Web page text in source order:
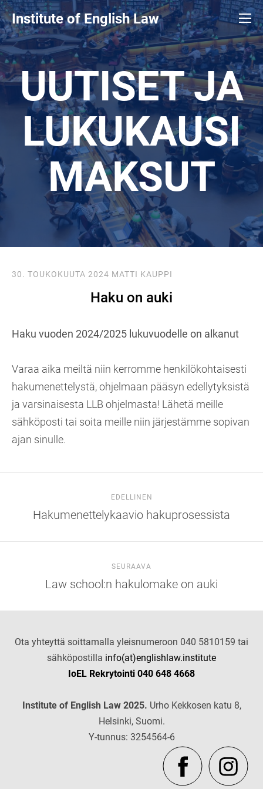
Institute of English Law
UUTISET JA
LUKUKAUSI
MAKSUT
30. TOUKOKUUTA 2024 MATTI KAUPPI
Haku on auki
Haku vuoden 2024/2025 lukuvuodelle on alkanut
Varaa aika meiltä niin kerromme henkilökohtaisesti
hakumenettelystä, ohjelmaan pääsyn edellytyksistä
ja varsinaisesta LLB ohjelmasta! Lähetä meille
sähköposti tai soita meille niin järjestämme sopivan
ajan sinulle.
EDELLINEN
Hakumenettelykaavio hakuprosessista
SEURAAVA
Law school:n hakulomake on auki
Ota yhteyttä soittamalla yleisnumeroon 040 5810159 tai
sähköpostilla info(at)englishlaw.institute
IoEL Rekrytointi 040 648 4668
Institute of English Law 2025. Urho Kekkosen katu 8,
Helsinki, Suomi.
Y-tunnus: 3254564-6